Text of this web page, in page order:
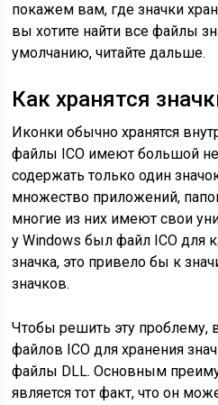
покажем вам, где значки
вы хотите найти все файлы
умолчанию, читайте дальше.
Как хранятся
Иконки обычно хранятся
файлы ICO имеют большой
содержать только один
множество приложений,
многие из них имеют свои
у Windows был файл ICO для
значка, это привело бы к
значков.
Чтобы решить эту проблему,
файлов ICO для хранения
файлы DLL. Основным
является тот факт, что он